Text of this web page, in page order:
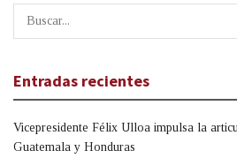
Entradas recientes
Vicepresidente Félix Ulloa impulsa la
Guatemala y Honduras